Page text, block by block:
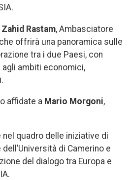
Zahid Rastam, Ambasciatore
offrirà una panoramica sulle
tra i due Paesi, con
ambiti economici,
affidate a Mario Morgoni,
quadro delle iniziative di
di Camerino e
del dialogo tra Europa e